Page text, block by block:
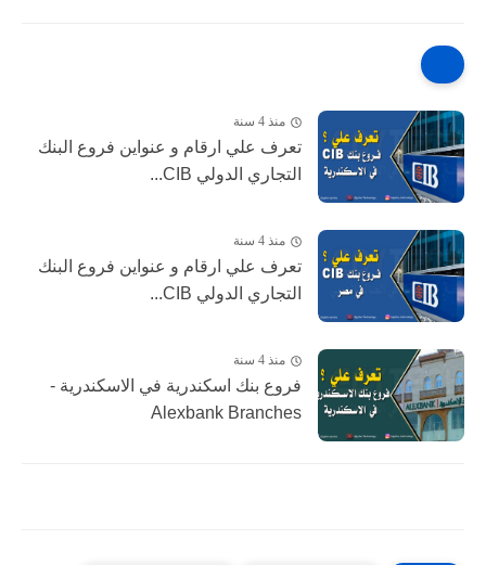
منذ 4 سنة
تعرف علي ارقام و عنواين فروع البنك
التجاري الدولي CIB...
منذ 4 سنة
تعرف علي ارقام و عنواين فروع البنك
التجاري الدولي CIB...
منذ 4 سنة
فروع بنك اسكندرية في الاسكندرية -
Alexbank Branches